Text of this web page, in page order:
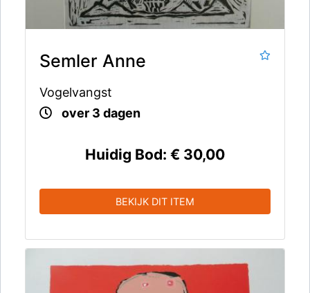
Semler Anne
Vogelvangst
over 3 dagen
Huidig Bod: € 30,00
BEKIJK DIT ITEM